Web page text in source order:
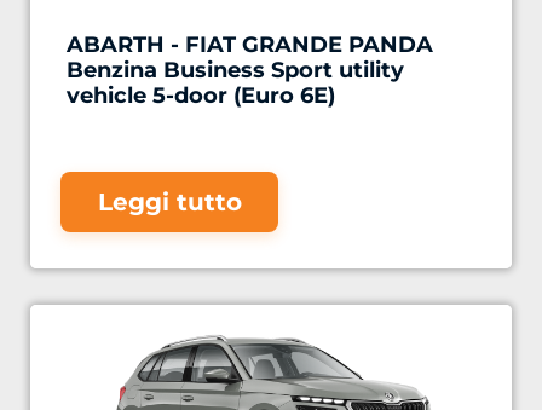
ABARTH - FIAT GRANDE PANDA
Benzina Business Sport utility
vehicle 5-door (Euro 6E)
Leggi tutto